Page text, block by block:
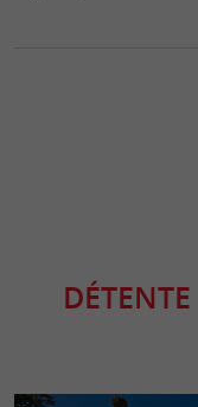
DÉTENTE